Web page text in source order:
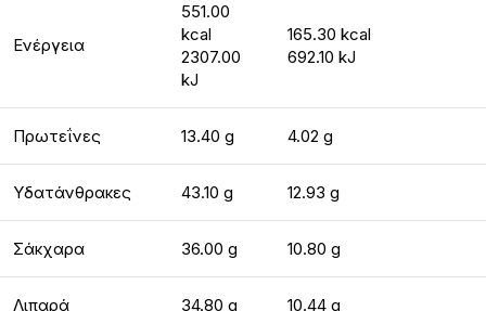
Ενέργεια
551.00
kcal
2307.00
kJ
165.30 kcal
692.10 kJ
Πρωτεΐνες 13.40 g 4.02 g
Υδατάνθρακες 43.10 g 12.93 g
Σάκχαρα 36.00 g 10.80 g
Λιπαρά 34.80 g 10.44 g